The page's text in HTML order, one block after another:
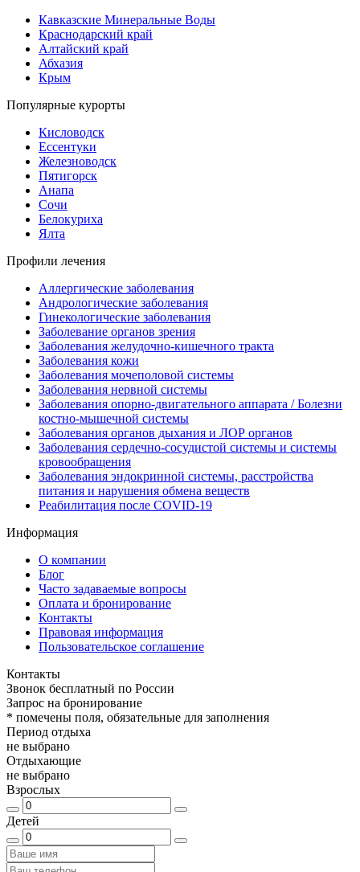
Кавказские Минеральные Воды
Краснодарский край
Алтайский край
Абхазия
Крым
Популярные курорты
Кисловодск
Ессентуки
Железноводск
Пятигорск
Анапа
Сочи
Белокуриха
Ялта
Профили лечения
Аллергические заболевания
Андрологические заболевания
Гинекологические заболевания
Заболевание органов зрения
Заболевания желудочно-кишечного тракта
Заболевания кожи
Заболевания мочеполовой системы
Заболевания нервной системы
Заболевания опорно-двигательного аппарата / Болезни
костно-мышечной системы
Заболевания органов дыхания и ЛОР органов
Заболевания сердечно-сосудистой системы и системы
кровообращения
Заболевания эндокринной системы, расстройства
питания и нарушения обмена веществ
Реабилитация после COVID-19
Информация
О компании
Блог
Часто задаваемые вопросы
Оплата и бронирование
Контакты
Правовая информация
Пользовательское соглашение
Контакты
Звонок бесплатный по России
Запрос на бронирование
* помечены поля, обязательные для заполнения
Период отдыха
не выбрано
Отдыхающие
не выбрано
Взрослых
Детей